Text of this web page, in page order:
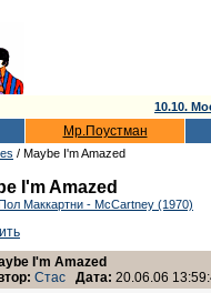
10.10.
Мр.Поустман
/ Maybe I'm Amazed
I'm Amazed
Маккартни - McCartney (1970)
I'm Amazed
Стас Дата: 20.06.06